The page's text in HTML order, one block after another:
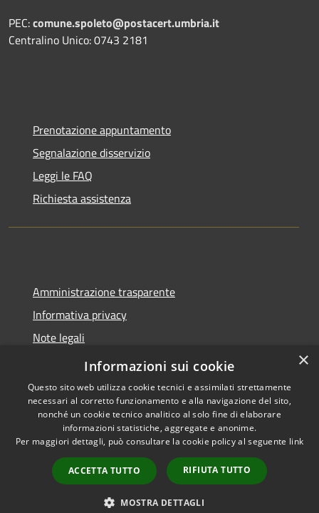
PEC:comune.spoleto@postacert.umbria.it
Centralino Unico: 0743 2181
Prenotazione appuntamento
Segnalazione disservizio
Leggi le FAQ
Richiesta assistenza
Amministrazione trasparente
Informativa privacy
Note legali
Dichiarazione di accessibilità
Accessibilità
Copyright © 2026 • Comune di
Spoleto • Powered by
Municipium•
Accesso
redazione
×
Informazioni sui cookie
Questo sito web utilizza cookie tecnici e assimilati strettamente
necessari al corretto funzionamento e alla navigazione del sito,
nonché un cookie tecnico analitico al solo fine di elaborare
informazioni statistiche, aggregate e anonime.
Per maggiori dettagli, può consultare la cookie policy al seguente link
ACCETTA TUTTO RIFIUTA TUTTO
MOSTRA DETTAGLI